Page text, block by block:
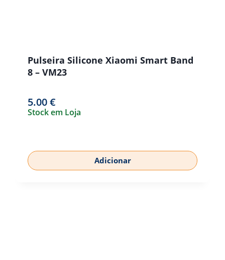
Pulseira Silicone Xiaomi Smart Band
8 – VM23
5.00€
Stock em Loja
Adicionar